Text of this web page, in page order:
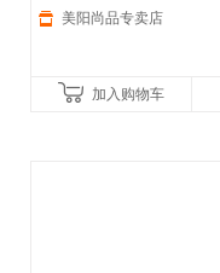
美阳尚品专卖店
加入购物车